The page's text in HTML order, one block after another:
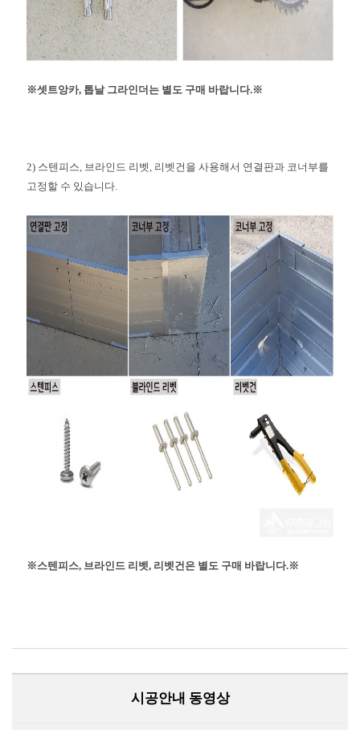
※셋트앙카, 톱날 그라인더는 별도 구매 바랍니다.※
2) 스텐피스, 브라인드 리벳, 리벳건을 사용해서 연결판과 코너부를
고정할 수 있습니다.
※스텐피스, 브라인드 리벳, 리벳건은 별도 구매 바랍니다.※
시공안내 동영상